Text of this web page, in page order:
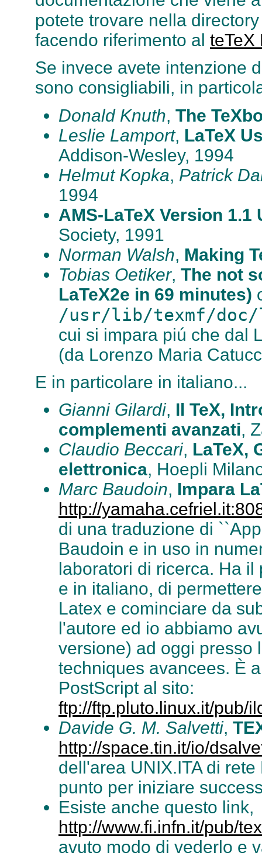
potete trovare nella
facendo riferimento al teTeX
Se invece avete intenzione
sono consigliabili, in
Donald Knuth, The
Leslie Lamport, LaTeX
Addison-Wesley, 1994
Helmut Kopka, Patrick
1994
AMS-LaTeX Version 1.1
Society, 1991
Norman Walsh, Making
Tobias Oetiker, The not
LaTeX2e in 69 minutes)
/usr/lib/texmf/
cui si impara piú che dal
(da Lorenzo Maria
E in particolare in italiano...
Gianni Gilardi, Il TeX,
complementi avanzati,
Claudio Beccari, LaTeX,
elettronica, Hoepli
Marc Baudoin, Impara
http://
di una traduzione di
Baudoin e in uso in
laboratori di ricerca. Ha
e in italiano, di
Latex e cominciare da
l'autore ed io abbiamo
versione) ad oggi presso
techniques avancees. È
PostScript al sito:
ftp://ftp.pluto.linux.it/pub/
Davide G. M. Salvetti,
http://space.tin.it/io/
dell'area UNIX.ITA di
punto per iniziare
Esiste anche questo link,
http://www.fi.infn.it/pub/
avuto modo di vederlo e